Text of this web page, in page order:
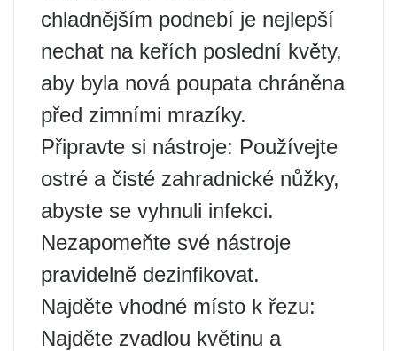
chladnějším podnebí je nejlepší
nechat na keřích poslední květy,
aby byla nová poupata chráněna
před zimními mrazíky.
Připravte si nástroje: Používejte
ostré a čisté zahradnické nůžky,
abyste se vyhnuli infekci.
Nezapomeňte své nástroje
pravidelně dezinfikovat.
Najděte vhodné místo k řezu:
Najděte zvadlou květinu a